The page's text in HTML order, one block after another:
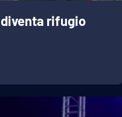
diventa rifugio